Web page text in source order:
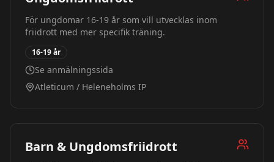
För ungdomar 16-19 år som vill utvecklas inom
friidrott med mer specifik träning.
16-19 år
Se anmälningssida
Atleticum / Heleneholms IP
Barn & Ungdomsfriidrott